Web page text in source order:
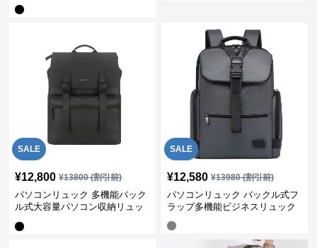
SALE
¥12,800 ¥13800(割引前)
パソコンリュック 多機能バック
ル式大容量パソコン収納リュッ
SALE
¥12,580 ¥13980(割引前)
パソコンリュック バックル式フ
ラップ多機能ビジネスリュック